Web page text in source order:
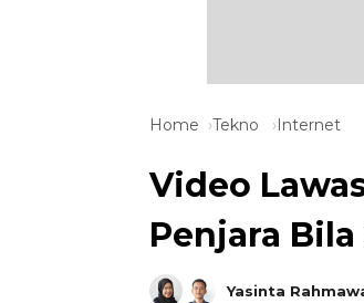
Home Tekno Internet
Video
Penjara
Yasinta